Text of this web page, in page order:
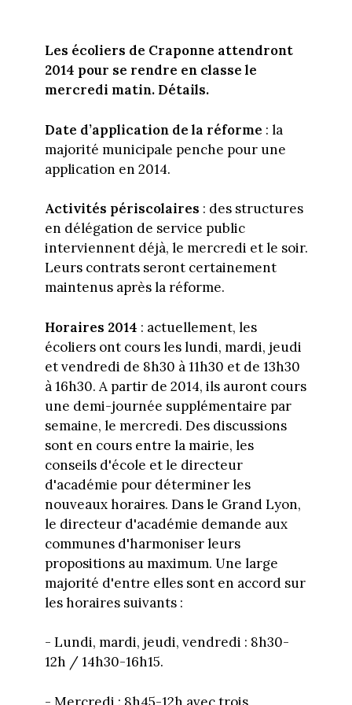
Les écoliers de Craponne attendront
2014 pour se rendre en classe le
mercredi matin. Détails.
Date d’application de la réforme : la
majorité municipale penche pour une
application en 2014.
Activités périscolaires : des structures
en délégation de service public
interviennent déjà, le mercredi et le soir.
Leurs contrats seront certainement
maintenus après la réforme.
Horaires 2014 : actuellement, les
écoliers ont cours les lundi, mardi, jeudi
et vendredi de 8h30 à 11h30 et de 13h30
à 16h30. A partir de 2014, ils auront cours
une demi-journée supplémentaire par
semaine, le mercredi. Des discussions
sont en cours entre la mairie, les
conseils d'école et le directeur
d'académie pour déterminer les
nouveaux horaires. Dans le Grand Lyon,
le directeur d'académie demande aux
communes d'harmoniser leurs
propositions au maximum. Une large
majorité d'entre elles sont en accord sur
les horaires suivants :
- Lundi, mardi, jeudi, vendredi : 8h30-
12h / 14h30-16h15.
- Mercredi : 8h45-12h avec trois